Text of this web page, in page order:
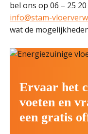
bel ons op 06 – 25
info@stam-
wat de
Ervaar het
voeten en
een gratis